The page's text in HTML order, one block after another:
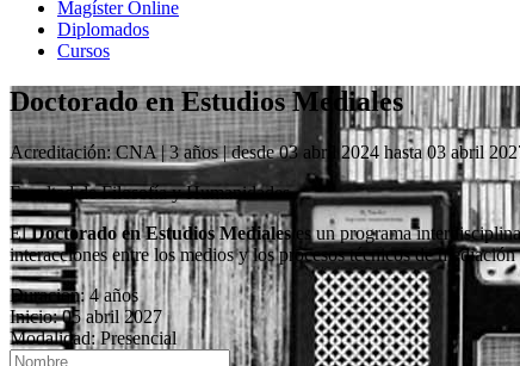
Magíster Online
Diplomados
Cursos
Doctorado en Estudios Mediales
Acreditación: CNA | 3 años | desde 03 abril 2024 hasta 03 abril
Facultad de Filosofía y Humanidades
ElDoctorado en Estudios Medialeses un programa
interacciones entre los medios y los procesos técnicos de
Duracion: 4 años
Inicio: 05 abril 2027
Modalidad: Presencial